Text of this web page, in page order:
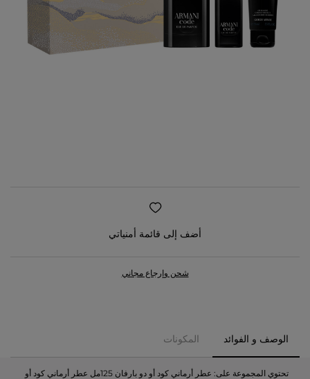
أضف إلى قائمة أمنياتي
شحن وإرجاع مجاني
الوصف و الفوائد المكونات
تحتوي المجموعة على: عطر أرماني كود أو دو بارفان 125مل عطر أرماني كود أو